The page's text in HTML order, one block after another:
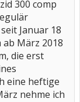
300 comp
Januar 18
März 2018
die erst
eine heftige
nehme ich